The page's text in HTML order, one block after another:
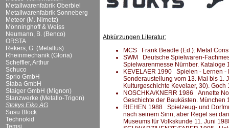
Metallwarenfabrik Oberbiel
Metallwarenfabrik Sonneberg
Meteor (M. Nimetz)
Mönninghoff & Weiss
Neumann, B. (Benco)
ORSTA
Rekers, G. (Metallus)
Rheinmechanik (Gloria)
Scheffler, Arthur
Schuco
Sprio GmbH
Staba GmbH
Staiger GmbH (Mignon)
Stanzwerke (Metallo-Trigon)
Stokys Eiko AG
Susu Block
Technokid
Temsi
Abkürzungen Literatur:
MCS Frank Beadle (Ed.): Metal
SWM Deutsche Spielwaren-
Spielwarenmesse Nürnber. Kataloge
KEVELAER 1990 Spielen - Lernen -
Sonderaustellung vom 13. Mai bis 1.
Kulturgeschichte Kevelaer, 30). Goch
NOSCHKA/KNERR 1986 Annette
Geschichte der Baukästen. München
RIEHEN 1988 Spielzeug- und
nach seinem Sinn, aber Regel sei
Museums für Volkskunde 11. Juni